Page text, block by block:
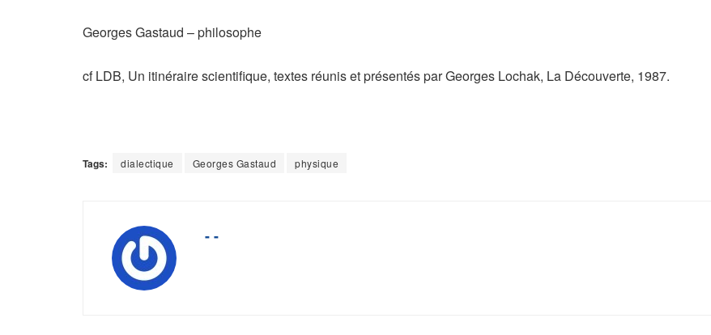
Georges Gastaud – philosophe
cf LDB, Un itinéraire scientifique, textes réunis et présentés par Georges Lochak, La Découverte, 1987.
Tags: dialectique Georges Gastaud physique
- -